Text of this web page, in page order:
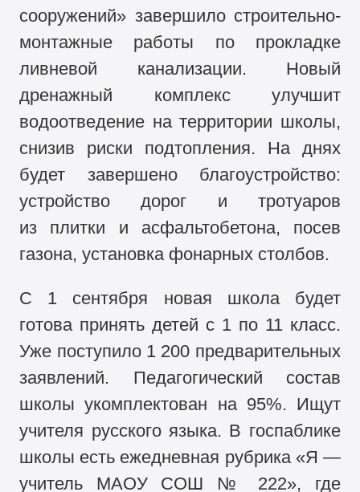
сооружений» завершило строительно-
монтажные работы по прокладке
ливневой канализации. Новый
дренажный комплекс улучшит
водоотведение на территории школы,
снизив риски подтопления. На днях
будет завершено благоустройство:
устройство дорог и тротуаров
из плитки и асфальтобетона, посев
газона, установка фонарных столбов.
С 1 сентября новая школа будет
готова принять детей с 1 по 11 класс.
Уже поступило 1 200 предварительных
заявлений. Педагогический состав
школы укомплектован на 95%. Ищут
учителя русского языка. В госпаблике
школы есть ежедневная рубрика «Я —
учитель МАОУ СОШ № 222», где